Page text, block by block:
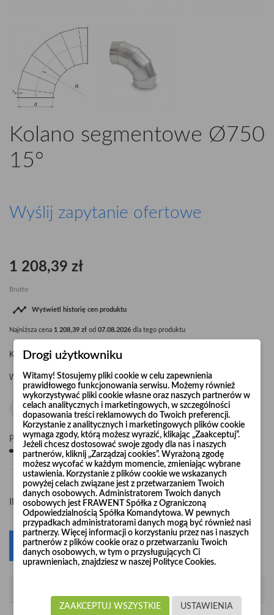
Kolano segmentowe Ø750
15°
Wyślij zapytanie ofertowe
1 208,39 zł
Brutto
 Wyświetl historię cen produktu
Najniższa cena 1 208,39 zł od 07.08.2026 dla tego produktu
Kolano segmentowe Ø750 15° R=1,5 x d
Waga kolana: 6,2 kg.
Pośpiesz się! Tylko 20sztuk w magazynie
Ilość - +
Dodaj do koszyka 0
Drogi użytkowniku
Witamy! Stosujemy pliki cookie w celu zapewnienia
prawidłowego funkcjonowania serwisu. Możemy również
wykorzystywać pliki cookie własne oraz naszych partnerów w
celach analitycznych i marketingowych, w szczególności
dopasowania treści reklamowych do Twoich preferencji.
Korzystanie z analitycznych i marketingowych plików cookie
wymaga zgody, którą możesz wyrazić, klikając „Zaakceptuj”.
Jeżeli chcesz dostosować swoje zgody dla nas i naszych
partnerów, kliknij „Zarządzaj cookies”. Wyrażoną zgodę
możesz wycofać w każdym momencie, zmieniając wybrane
ustawienia. Korzystanie z plików cookie we wskazanych
powyżej celach związane jest z przetwarzaniem Twoich
danych osobowych. Administratorem Twoich danych
osobowych jest FRAWENT Spółka z Ograniczoną
Odpowiedzialnością Spółka Komandytowa. W pewnych
przypadkach administratorami danych mogą być również nasi
partnerzy. Więcej informacji o korzystaniu przez nas i naszych
partnerów z plików cookie oraz o przetwarzaniu Twoich
danych osobowych, w tym o przysługujących Ci
uprawnieniach, znajdziesz w naszej Polityce Cookies.
USTAWIENIA
ZAAKCEPTUJ WSZYSTKIE